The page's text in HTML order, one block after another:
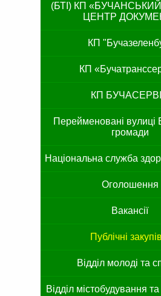
(БТІ) КП
ЦЕНТР
КП
КП
КП
Перейменовані вулиці
громади
Національна служба
Оголошення
Вакансії
Публічні
Відділ молоді та
Відділ містобудування та